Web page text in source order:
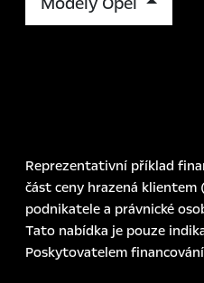
Reprezentativní příklad
část ceny hrazená klientem
podnikatele a právnické
Tato nabídka je pouze
Poskytovatelem financování